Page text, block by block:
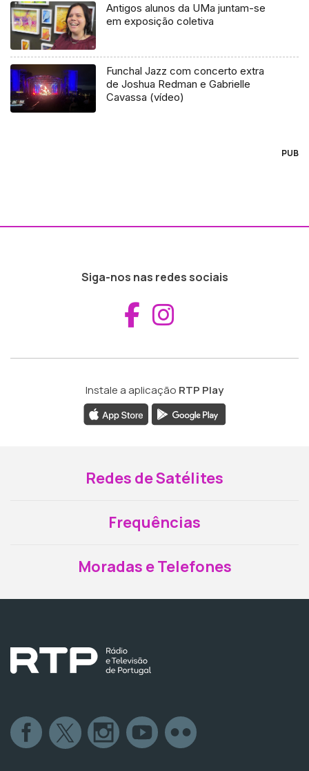
Antigos alunos da UMa juntam-se
em exposição coletiva
Funchal Jazz com concerto extra
de Joshua Redman e Gabrielle
Cavassa (vídeo)
PUB
Siga-nos nas redes sociais
Aceder ao
Instale a aplicação RTP Play
Redes de Satélites
Frequências
Moradas e Telefones